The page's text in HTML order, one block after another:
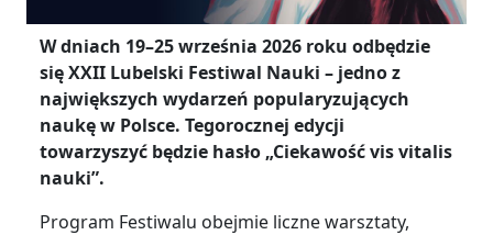
W dniach 19–25 września 2026 roku odbędzie
się XXII Lubelski Festiwal Nauki – jedno z
największych wydarzeń popularyzujących
naukę w Polsce. Tegorocznej edycji
towarzyszyć będzie hasło „Ciekawość vis vitalis
nauki”.
Program Festiwalu obejmie liczne warsztaty,